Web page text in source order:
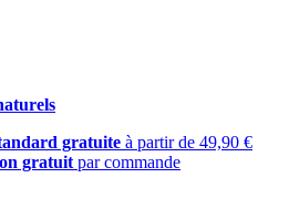
gratuite à partir de 49,90 €
gratuit par commande